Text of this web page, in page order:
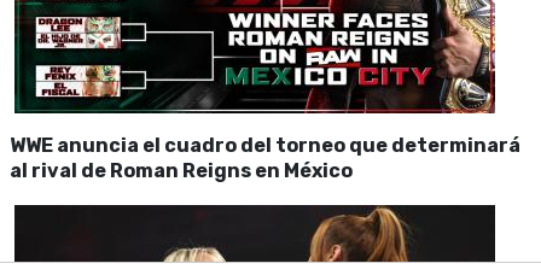
WWE anuncia el cuadro del torneo que determinará
al rival de Roman Reigns en México